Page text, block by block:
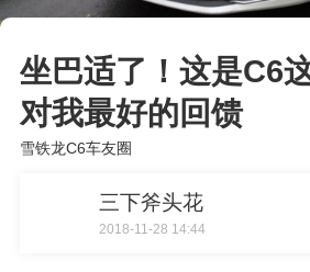
坐巴适了！这是C6
对我最好的回馈
雪铁龙C6车友圈
三下斧头花
2018-11-28 14:44